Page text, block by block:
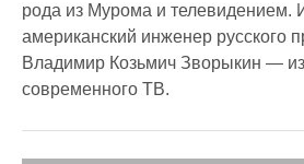
рода из Мурома и телевидением.
американский инженер русского
Владимир Козьмич Зворыкин —
современного ТВ.